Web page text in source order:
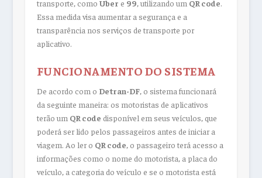
transporte, como Uber e 99, utilizando um QR code.
Essa medida visa aumentar a segurança e a
transparência nos serviços de transporte por
aplicativo.
FUNCIONAMENTO DO SISTEMA
De acordo com o Detran-DF, o sistema funcionará
da seguinte maneira: os motoristas de aplicativos
terão um QR code disponível em seus veículos, que
poderá ser lido pelos passageiros antes de iniciar a
viagem. Ao ler o QR code, o passageiro terá acesso a
informações como o nome do motorista, a placa do
veículo, a categoria do veículo e se o motorista está